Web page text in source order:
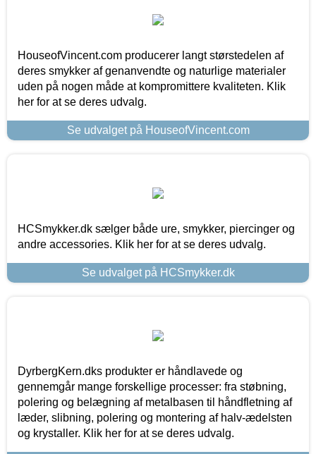
HouseofVincent.com producerer langt størstedelen af
deres smykker af genanvendte og naturlige materialer
uden på nogen måde at kompromittere kvaliteten. Klik
her for at se deres udvalg.
Se udvalget på HouseofVincent.com
HCSmykker.dk sælger både ure, smykker, piercinger og
andre accessories. Klik her for at se deres udvalg.
Se udvalget på HCSmykker.dk
DyrbergKern.dks produkter er håndlavede og
gennemgår mange forskellige processer: fra støbning,
polering og belægning af metalbasen til håndfletning af
læder, slibning, polering og montering af halv-ædelsten
og krystaller. Klik her for at se deres udvalg.